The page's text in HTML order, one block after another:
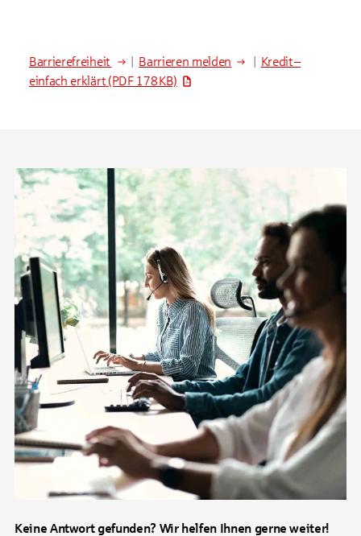
Barrierefreiheit Barrieren melden
Kredit –
einfach erklärt (PDF 178 KB)
Keine Antwort gefunden? Wir helfen Ihnen gerne weiter!